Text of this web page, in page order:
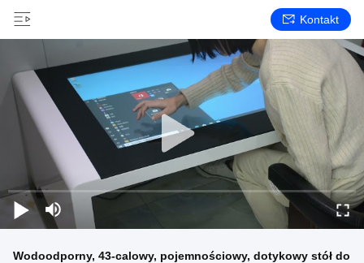
Kontakt
Wodoodporny, 43-calowy, pojemnościowy, dotykowy stół do